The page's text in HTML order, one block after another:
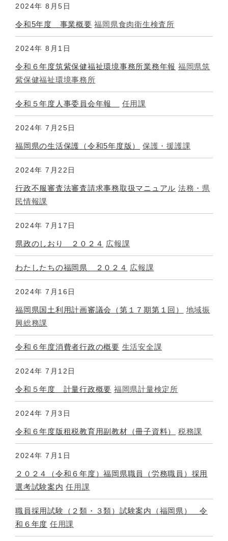
2024年 8月5日
令和5年度 事業概要 福岡県食肉衛生検査所
2024年 8月1日
令和６年度筑紫保健福祉環境事務所業務年報 福岡県筑
紫保健福祉環境事務所
令和５年度人事委員会年報 任用課
2024年 7月25日
福岡県の生活保護（令和5年度版） 保護・援護課
2024年 7月22日
行政不服審査法審査請求事務取扱マニュアル 法務・県
民情報課
2024年 7月17日
県政のしおり ２０２４ 広報課
わたしたちの福岡県 ２０２４ 広報課
2024年 7月16日
福岡県国土利用計画審議会（第１７期第１回）
地域振
興総務課
令和６年度消費者行政の概要 生活安全課
2024年 7月12日
令和５年度 計量行政概要 福岡県計量検定所
2024年 7月3日
令和６年度版租税教育用副教材（冊子資料） 税務課
2024年 7月1日
２０２４（令和６年度）福岡県職員（労務職員）採用
選考試験案内 任用課
職員採用試験（２類・３類）試験案内（福岡県） 令
和６年度 任用課